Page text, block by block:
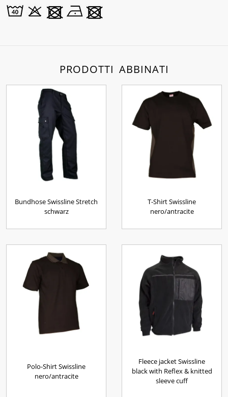
PRODOTTI ABBINATI
Bundhose Swissline Stretch
schwarz
T-Shirt Swissline
nero/antracite
Polo-Shirt Swissline
nero/antracite
Fleece jacket Swissline
black with Reflex & knitted
sleeve cuff